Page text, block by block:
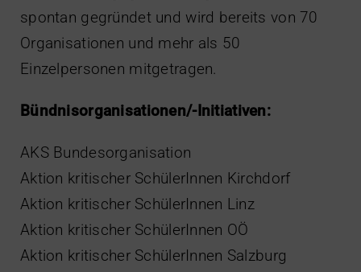
spontan gegründet und wird bereits von 70
Organisationen und mehr als 50
Einzelpersonen mitgetragen.
Bündnisorganisationen/-Initiativen:
AKS Bundesorganisation
Aktion kritischer SchülerInnen Kirchdorf
Aktion kritischer SchülerInnen Linz
Aktion kritischer SchülerInnen OÖ
Aktion kritischer SchülerInnen Salzburg